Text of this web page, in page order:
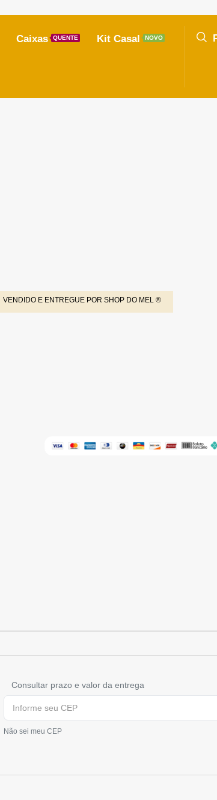
Caixas QUENTE Kit Casal NOVO
VENDIDO E ENTREGUE POR SHOP DO MEL ®
Consultar prazo e valor da entrega
Não sei meu CEP